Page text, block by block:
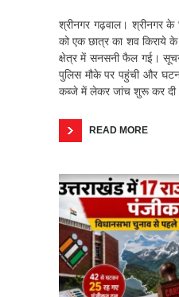
श्रीनगर गढ़वाल। श्रीनगर के
को एक छात्र का शव किराये
क्षेत्र में सनसनी फैल गई।
पुलिस मौके पर पहुंची और
कब्जे में लेकर जांच शुरू कर
READ MORE